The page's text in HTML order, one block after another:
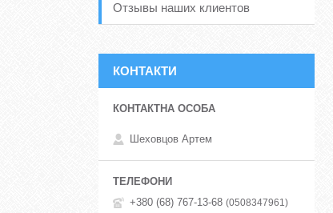
Отзывы наших клиентов
КОНТАКТИ
Шеховцов Артем
+380 (68) 767-13-68 0508347961